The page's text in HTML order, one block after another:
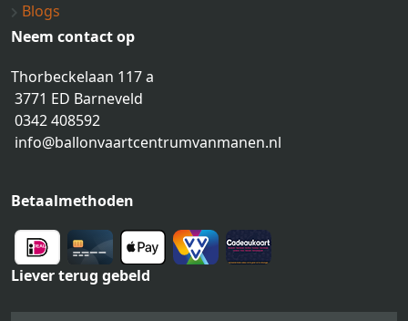
Blogs
Neem contact op
Thorbeckelaan 117 a
3771 ED Barneveld
0342 408592
info@ballonvaartcentrumvanmanen.nl
Betaalmethoden
Liever terug gebeld